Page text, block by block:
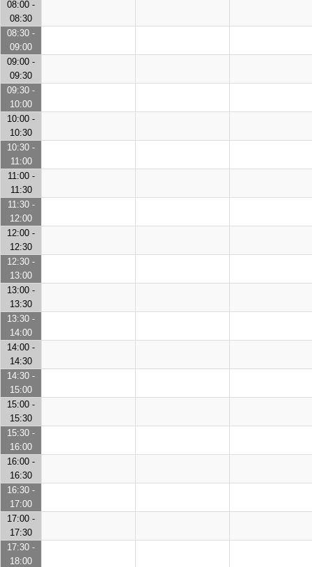
08:00 -
08:30
08:30 -
09:00
09:00 -
09:30
09:30 -
10:00
10:00 -
10:30
10:30 -
11:00
11:00 -
11:30
11:30 -
12:00
12:00 -
12:30
12:30 -
13:00
13:00 -
13:30
13:30 -
14:00
14:00 -
14:30
14:30 -
15:00
15:00 -
15:30
15:30 -
16:00
16:00 -
16:30
16:30 -
17:00
17:00 -
17:30
17:30 -
18:00